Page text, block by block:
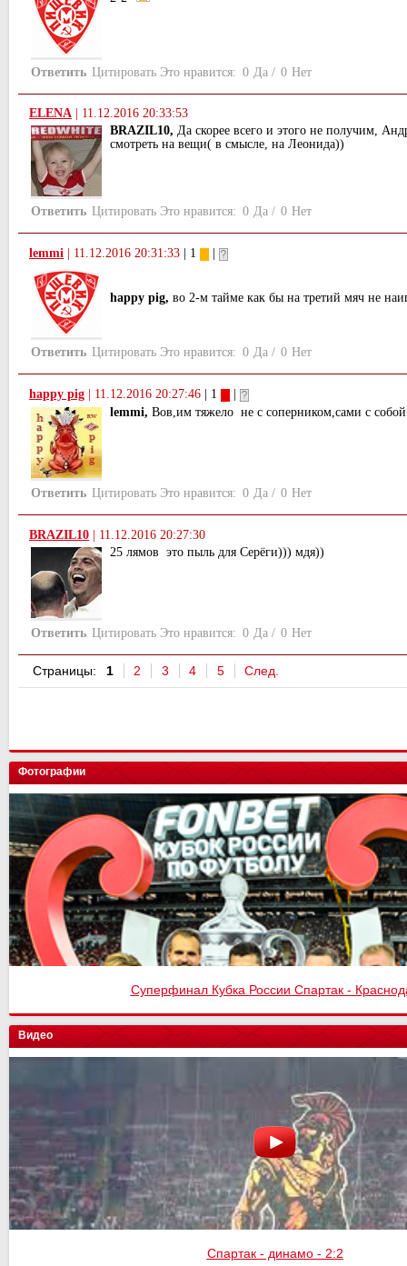
Ответить Цитировать Это нравится: 0 Да / 0 Нет
ELENA
11.12.2016 20:33:53
BRAZIL10, Да скорее всего и этого не получим,
смотреть на вещи( в смысле, на Леонида))
Ответить Цитировать Это нравится: 0 Да / 0 Нет
lemmi 11.12.2016 20:31:33 | 1
happy pig, во 2-м тайме как бы на третий мяч не
Ответить Цитировать Это нравится: 0 Да / 0 Нет
happy pig 11.12.2016 20:27:46 | 1
lemmi, Вов,им тяжело не с соперником,сами с собой
Ответить Цитировать Это нравится: 0 Да / 0 Нет
BRAZIL10 | 11.12.2016 20:27:30
25 лямов это пыль для Серёги))) мдя))
Ответить Цитировать Это нравится: 0 Да / 0 Нет
Страницы: 1 2 3 4 5 След.
Фотографии
Суперфинал Кубка России Спартак -
Видео
Спартак - динамо - 2:2